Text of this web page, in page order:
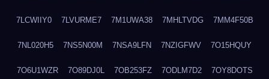
7LCWIIY0 7LVURME7 7M1UWA38 7MHLTVDG 7MM4F50B
7NL020H5 7NS5N00M 7NSA9LFN 7NZIGFWV 7O15HQUY
7O6U1WZR 7O89DJ0L 7OB253FZ 7ODLM7D2 7OY8DOTS